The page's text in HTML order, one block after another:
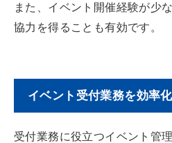
また、イベント開催経験が少
協力を得ることも有効です。
イベント受付業務を効率
受付業務に役立つイベント管